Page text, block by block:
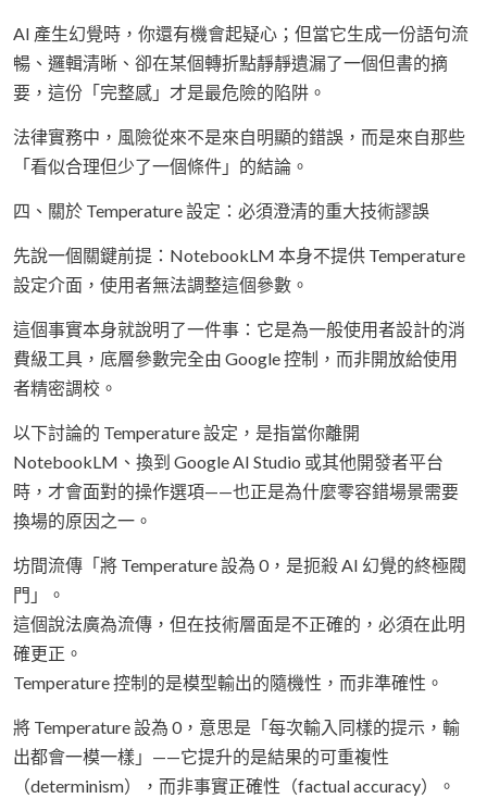
AI 產生幻覺時，你還有機會起疑心；但當它生成一份語句流
暢、邏輯清晰、卻在某個轉折點靜靜遺漏了一個但書的摘
要，這份「完整感」才是最危險的陷阱。
法律實務中，風險從來不是來自明顯的錯誤，而是來自那些
「看似合理但少了一個條件」的結論。
四、關於 Temperature 設定：必須澄清的重大技術謬誤
先說一個關鍵前提：NotebookLM 本身不提供 Temperature
設定介面，使用者無法調整這個參數。
這個事實本身就說明了一件事：它是為一般使用者設計的消
費級工具，底層參數完全由 Google 控制，而非開放給使用
者精密調校。
以下討論的 Temperature 設定，是指當你離開
NotebookLM、換到 Google AI Studio 或其他開發者平台
時，才會面對的操作選項——也正是為什麼零容錯場景需要
換場的原因之一。
坊間流傳「將 Temperature 設為 0，是扼殺 AI 幻覺的終極閥
門」。
這個說法廣為流傳，但在技術層面是不正確的，必須在此明
確更正。
Temperature 控制的是模型輸出的隨機性，而非準確性。
將 Temperature 設為 0，意思是「每次輸入同樣的提示，輸
出都會一模一樣」——它提升的是結果的可重複性
（determinism），而非事實正確性（factual accuracy）。